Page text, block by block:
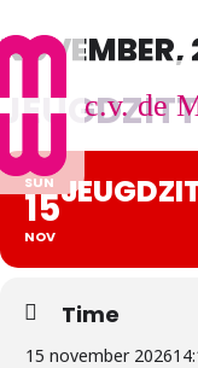
c.v. de
NOVEMBER,
SUN
15
NOV
Time
15 november 2026